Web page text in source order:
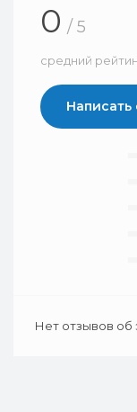
0 / 5
средний
Написать
Нет отзывов об